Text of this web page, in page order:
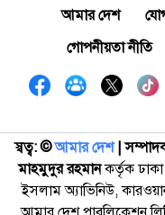
আমার দেশ
গোপনীয়তা নীতি
স্বত্ব: ©️আমার দেশ|
মাহমুদুর রহমানকর্তৃক
ইসলাম অ্যাভিনিউ,